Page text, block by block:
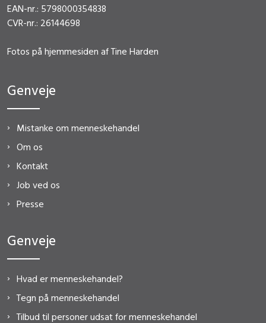
EAN-nr.: 5798000354838
CVR-nr.: 26144698
Fotos på hjemmesiden af Tine Harden
Genveje
Mistanke om menneskehandel
Om os
Kontakt
Job ved os
Presse
Genveje
Hvad er menneskehandel?
Tegn på menneskehandel
Tilbud til personer udsat for menneskehandel